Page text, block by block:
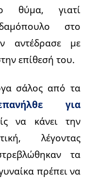
θύμα, γιατί
στο
αντέδρασε με
επίθεσή του.
σάλος από τα
για
να κάνει την
λέγοντας
τα
πρέπει να